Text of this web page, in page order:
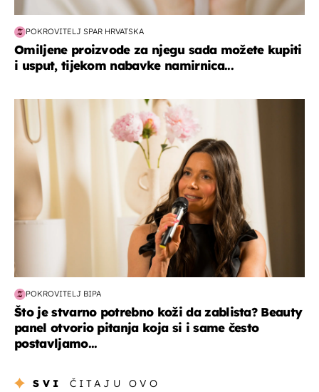
POKROVITELJ SPAR HRVATSKA
Omiljene proizvode za njegu sada možete kupiti
i usput, tijekom nabavke namirnica...
moda & ljepota
POKROVITELJ BIPA
Što je stvarno potrebno koži da zablista? Beauty
panel otvorio pitanja koja si i same često
postavljamo...
SVI ČITAJU OVO